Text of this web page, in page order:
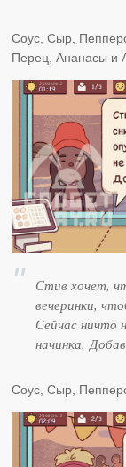
Соус, Сыр,
Перец, Ананасы и
Стив хочет,
вечеринки,
Сейчас ничто
начинка.
Соус, Сыр,